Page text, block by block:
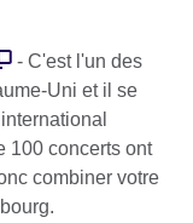
- C'est l'un des
Uni et il se
100 concerts ont
combiner votre